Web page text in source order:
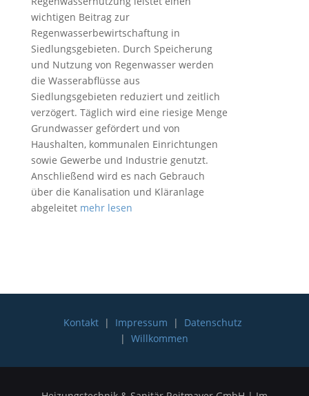
wichtigen Beitrag zur
Regenwasserbewirtschaftung in
Siedlungsgebieten. Durch Speicherung
und Nutzung von Regenwasser werden
die Wasserabflüsse aus
Siedlungsgebieten reduziert und zeitlich
verzögert. Täglich wird eine riesige Menge
Grundwasser gefördert und von
Haushalten, kommunalen Einrichtungen
sowie Gewerbe und Industrie genutzt.
Anschließend wird es nach Gebrauch
über die Kanalisation und Kläranlage
abgeleitet mehr lesen
Kontakt | Impressum | Datenschutz
|Willkommen